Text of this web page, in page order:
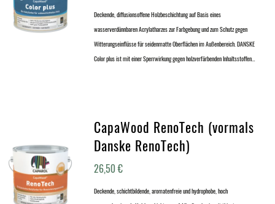
Deckende, diffusionsoffene Holzbeschichtung auf Basis eines
wasserverdünnbaren Acrylatharzes zur Farbgebung und zum Schutz gegen
Witterungseinflüsse für seidenmatte Oberflächen im Außenbereich. DANSKE
Color plus ist mit einer Sperrwirkung gegen holzverfärbenden Inhaltsstoffen…
CapaWood RenoTech (vormals
Danske RenoTech)
26,50€
Deckende, schichtbildende, aromatenfreie und hydrophobe, hoch